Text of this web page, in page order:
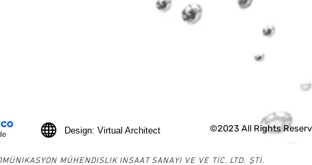
Design: Virtual Architect ©2023 All Rights
MÜHENDISLIK INSAAT SANAYI VE VE TİC. LTD. ŞTİ.